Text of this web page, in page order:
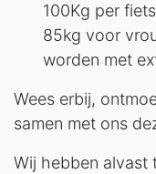
100Kg per
85kg voor
worden met
Wees erbij,
samen met ons
Wij hebben alvast